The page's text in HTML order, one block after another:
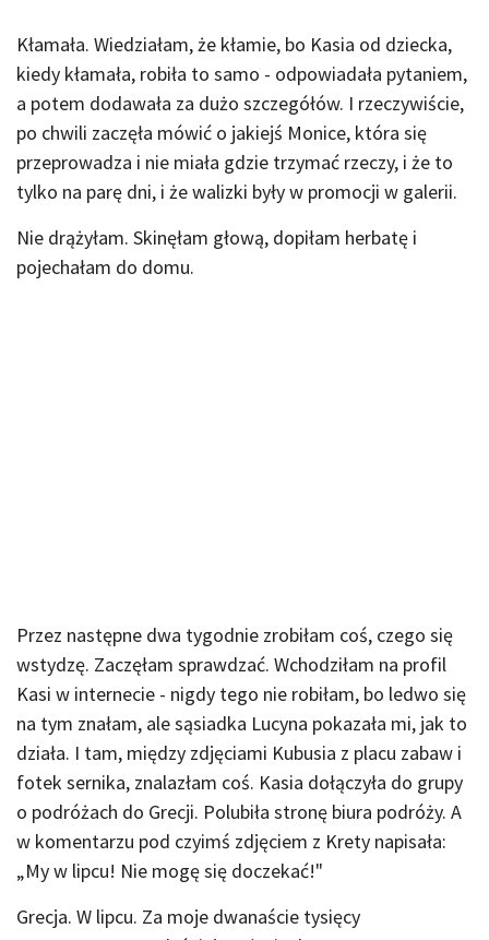
Kłamała. Wiedziałam, że kłamie, bo Kasia od dziecka,
kiedy kłamała, robiła to samo - odpowiadała pytaniem,
a potem dodawała za dużo szczegółów. I rzeczywiście,
po chwili zaczęła mówić o jakiejś Monice, która się
przeprowadza i nie miała gdzie trzymać rzeczy, i że to
tylko na parę dni, i że walizki były w promocji w galerii.
Nie drążyłam. Skinęłam głową, dopiłam herbatę i
pojechałam do domu.
Przez następne dwa tygodnie zrobiłam coś, czego się
wstydzę. Zaczęłam sprawdzać. Wchodziłam na profil
Kasi w internecie - nigdy tego nie robiłam, bo ledwo się
na tym znałam, ale sąsiadka Lucyna pokazała mi, jak to
działa. I tam, między zdjęciami Kubusia z placu zabaw i
fotek sernika, znalazłam coś. Kasia dołączyła do grupy
o podróżach do Grecji. Polubiła stronę biura podróży. A
w komentarzu pod czyimś zdjęciem z Krety napisała:
„My w lipcu! Nie mogę się doczekać!"
Grecja. W lipcu. Za moje dwanaście tysięcy